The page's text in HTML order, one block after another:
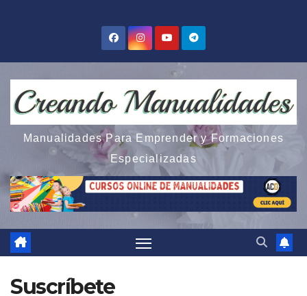
Manualidades Para Emprender y Formaciones
Especializadas
Suscríbete